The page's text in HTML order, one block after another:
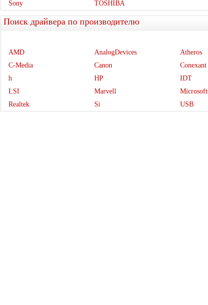
Sony
TOSHIBA
Поиск драйвера по производителю
AMD AnalogDevices Atheros
C-Media
Canon Conexant
h
HP IDT
LSI
Marvell Microsoft
Realtek
Si USB